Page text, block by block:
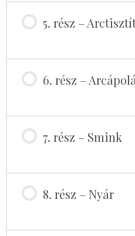
5. rész –
6. rész –
7. rész – Smink
8. rész – Nyár